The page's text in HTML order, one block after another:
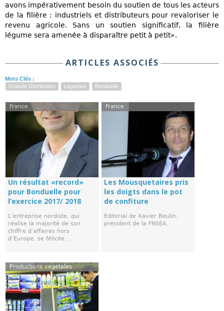
avons impérativement besoin du soutien de tous les acteurs
de la filière : industriels et distributeurs pour revaloriser le
revenu agricole. Sans un soutien significatif, la filière
légume sera amenée à disparaître petit à petit».
ARTICLES ASSOCIÉS
Mots Clés :
Grande Distribution
Legumes Bonduelle
France
Un résultat «record»
pour Bonduelle pour
l’exercice 2017/ 2018
L’entreprise nordiste, qui
réalise la majorité de son
chiffre d’affaires hors
d’Europe, se félicite ...
France
Les Mousquetaires pris
les doigts dans le pot
de confiture
Editorial de Xavier Beulin,
président de la FNSEA.
Productions végétales